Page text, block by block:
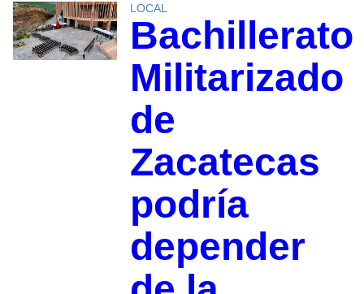
LOCAL
Bachillerato
Militarizado
de
Zacatecas
podría
depender